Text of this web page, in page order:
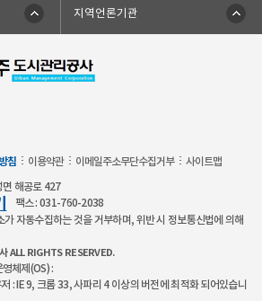
지역언론기관
침 이용약관 이메일주소무단수집거부
사이트맵
면 해공로 427
팩스 : 031-760-2038
자동수집하는 것을 거부하며, 위반 시 정보통신법에 의해
ALL RIGHTS RESERVED.
체제(OS) :
: IE 9, 크롬 33, 사파리 4 이상의 버전에 최적화 되어있습니